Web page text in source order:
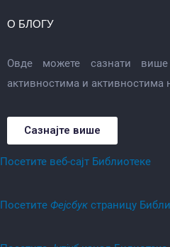
О БЛОГУ
Овде можете сазнати
активностима и активностима
Сазнајте више
Посетите веб-сајт Библиотеке
Посетитe Фејсбук страницу